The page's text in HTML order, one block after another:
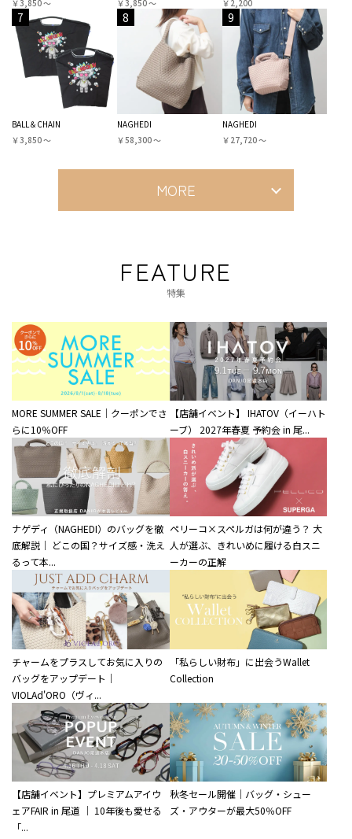
￥3,850 〜
￥3,850 〜
￥2,200
7
BALL＆CHAIN
￥3,850 〜
8
NAGHEDI
￥58,300 〜
9
NAGHEDI
￥27,720 〜
MORE
FEATURE
特集
MORE SUMMER SALE｜クーポンでさ
らに10％OFF
【店舗イベント】 IHATOV（イーハト
ーブ） 2027年春夏 予約会 in 尾...
ナゲディ（NAGHEDI）のバッグを徹
底解説｜ どこの国？サイズ感・洗え
るって本...
ペリーコ×スペルガは何が違う？ 大
人が選ぶ、きれいめに履ける白スニ
ーカーの正解
チャームをプラスしてお気に入りの
バッグをアップデート｜
VIOLAd'ORO（ヴィ...
「私らしい財布」に出会うWallet
Collection
【店舗イベント】プレミアムアイウ
ェアFAIR in 尾道 ｜ 10年後も愛せる
「...
秋冬セール開催｜バッグ・シュー
ズ・アウターが最大50％OFF